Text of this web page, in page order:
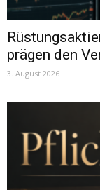
prägen den
3. August 2026